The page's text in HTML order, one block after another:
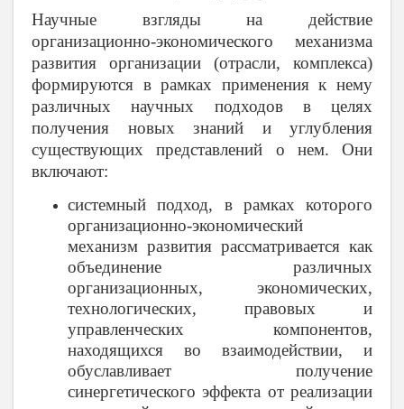
Научные взгляды на действие
организационно-экономического механизма
развития организации (отрасли, комплекса)
формируются в рамках применения к нему
различных научных подходов в целях
получения новых знаний и углубления
существующих представлений о нем. Они
включают:
системный подход, в рамках которого
организационно-экономический
механизм развития рассматривается как
объединение различных
организационных, экономических,
технологических, правовых и
управленческих компонентов,
находящихся во взаимодействии, и
обуславливает получение
синергетического эффекта от реализации